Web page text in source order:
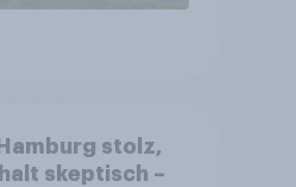
stolz,
skeptisch –